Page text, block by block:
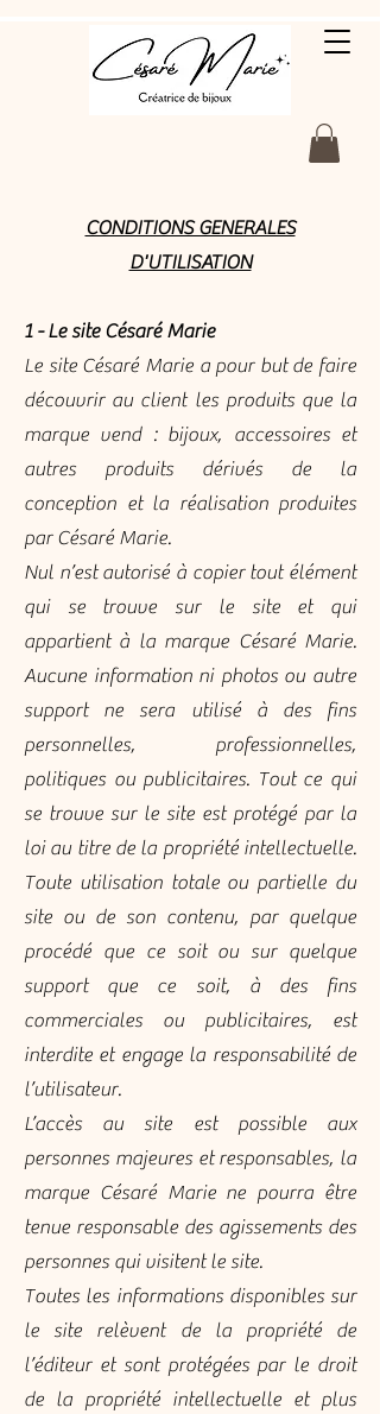
CONDITIONS GENERALES
D'UTILISATION
1 - Le site Césaré Marie
Le site Césaré Marie a pour but de faire
découvrir au client les produits que la
marque vend : bijoux, accessoires et
autres produits dérivés de la
conception et la réalisation produites
par Césaré Marie.
Nul n’est autorisé à copier tout élément
qui se trouve sur le site et qui
appartient à la marque Césaré Marie.
Aucune information ni photos ou autre
support ne sera utilisé à des fins
personnelles, professionnelles,
politiques ou publicitaires. Tout ce qui
se trouve sur le site est protégé par la
loi au titre de la propriété intellectuelle.
Toute utilisation totale ou partielle du
site ou de son contenu, par quelque
procédé que ce soit ou sur quelque
support que ce soit, à des fins
commerciales ou publicitaires, est
interdite et engage la responsabilité de
l’utilisateur.
L’accès au site est possible aux
personnes majeures et responsables, la
marque Césaré Marie ne pourra être
tenue responsable des agissements des
personnes qui visitent le site.
Toutes les informations disponibles sur
le site relèvent de la propriété de
l’éditeur et sont protégées par le droit
de la propriété intellectuelle et plus